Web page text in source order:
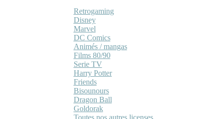
Retrogaming
Disney
Marvel
DC Comics
Animés / mangas
Films 80/90
Serie TV
Harry Potter
Friends
Bisounours
Dragon Ball
Goldorak
Toutes nos autres licenses